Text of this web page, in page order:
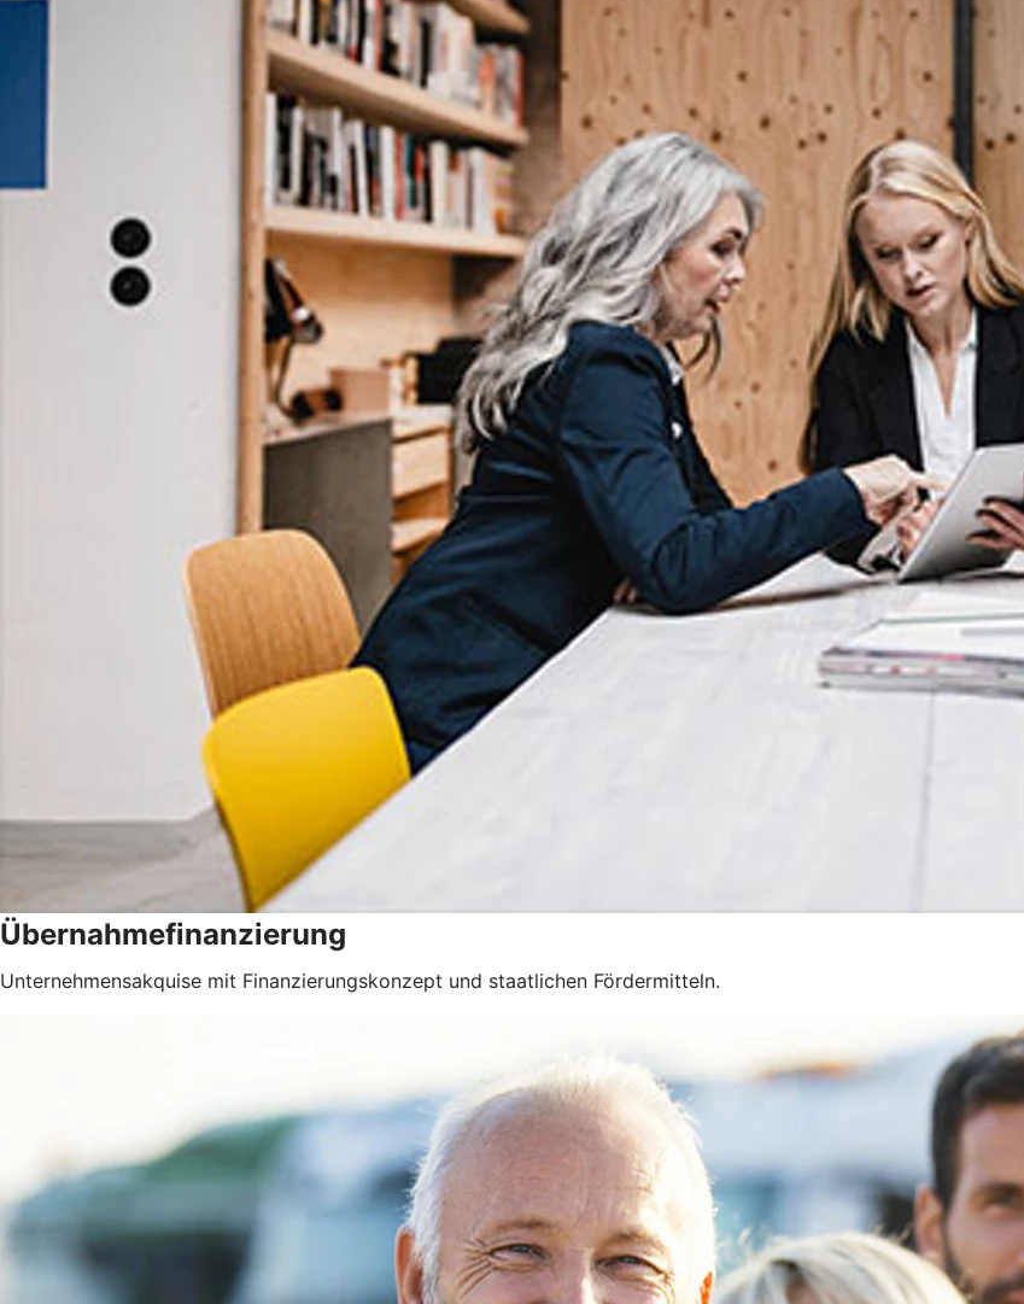
Übernahmefinanzierung
Unternehmensakquise mit Finanzierungskonzept und staatlichen Fördermitteln.